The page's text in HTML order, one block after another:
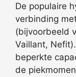
De populaire
verbinding
(bijvoorbeeld
Vaillant,
beperkte
de